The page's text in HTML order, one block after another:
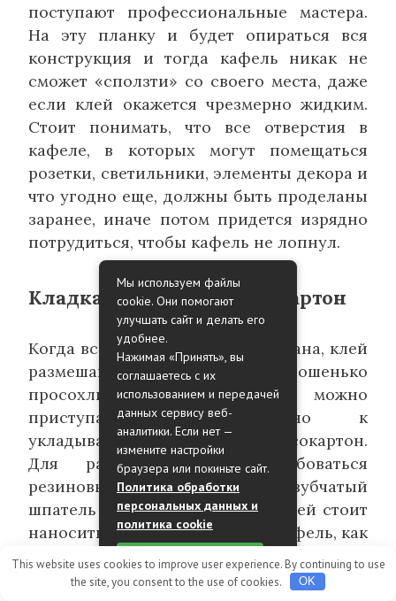
поступают профессиональные мастера.
На эту планку и будет опираться вся
конструкция и тогда кафель никак не
сможет «сползти» со своего места, даже
если клей окажется чрезмерно жидким.
Стоит понимать, что все отверстия в
кафеле, в которых могут помещаться
розетки, светильники, элементы декора и
что угодно еще, должны быть проделаны
заранее, иначе потом придется изрядно
потрудиться, чтобы кафель не лопнул.
Кладка плитки на гипсокартон
Когда все готово, разметка выбрана, клей
размешан, а стены уже хорошенько
просохли после грунтования, можно
приступать непосредственно к
укладыванию плитки на гипсокартон.
Для работы может потребоваться
резиновый молоточек, а также зубчатый
шпатель для нанесения клея. Клей стоит
наносить и на стену, и на сам кафель, как
это положено по технологии, экономить
тут совершенно не уместно.
Мы используем файлы
cookie. Они помогают
улучшать сайт и делать его
удобнее.
Нажимая «Принять», вы
соглашаетесь с их
использованием и передачей
данных сервису веб-
аналитики. Если нет —
измените настройки
браузера или покиньте сайт.
Политика обработки
персональных данных и
политика cookie
This website uses cookies to improve user experience. By continuing to use
the site, you consent to the use of cookies.
OK